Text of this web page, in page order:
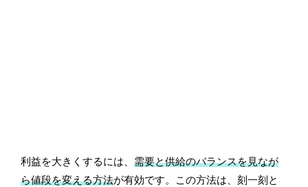
利益を大きくするには、需要と供給のバランスを見なが
ら値段を変える方法が有効です。この方法は、刻一刻と